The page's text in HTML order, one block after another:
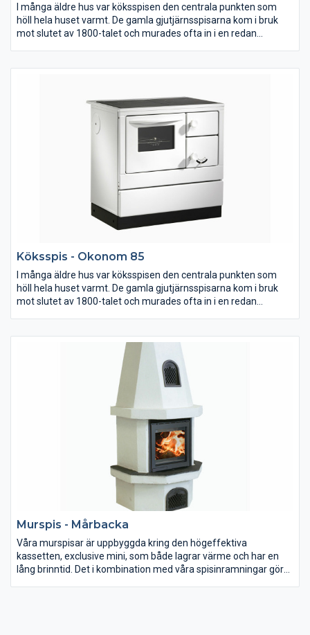
I många äldre hus var köksspisen den centrala punkten som
höll hela huset varmt. De gamla gjutjärnsspisarna kom i bruk
mot slutet av 1800-talet och murades ofta in i en redan
visar höger rökutgång. Okonom 85 Excellent är en utveckling av
våra andra varianter. Spisen har insyn eldstaden för att skapa
extra trivsel ni köket.. Spishällen är tillverkad i keramiskt glas för
enkel rengöring. Spisen kan anslutas bakåt eller åt sidan.
Köksspis - Okonom 85
I många äldre hus var köksspisen den centrala punkten som
höll hela huset varmt. De gamla gjutjärnsspisarna kom i bruk
mot slutet av 1800-talet och murades ofta in i en redan
Den har även bra konvektion och sprider värmen i bostaden väl.
Spisen leveras med vänster eller höger rökutgång. Bilden visar
vänster rökutgång. Okonom 85 finns även som vattenmantlad.
Den kan således vara ett komplement till bostadens övriga
vattenburma värmesystem.
Murspis - Mårbacka
Våra murspisar är uppbyggda kring den högeffektiva
kassetten, exclusive mini, som både lagrar värme och har en
lång brinntid. Det i kombination med våra spisinramningar gör